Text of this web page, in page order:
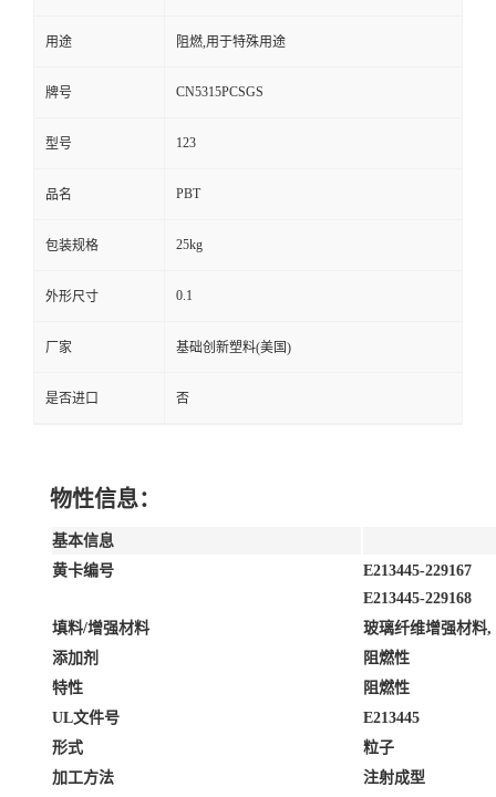
用途 阻燃,用于特殊用途
牌号 CN5315PCSGS
型号 123
品名 PBT
包装规格 25kg
外形尺寸 0.1
厂家 基础创新塑料(美国)
是否进口 否
物性信息：
基本信息
黄卡编号
E213445-229167
E213445-229168
填料/增强材料
玻璃纤维增强材料
添加剂
阻燃性
特性
阻燃性
UL文件号
E213445
形式
粒子
加工方法
注射成型